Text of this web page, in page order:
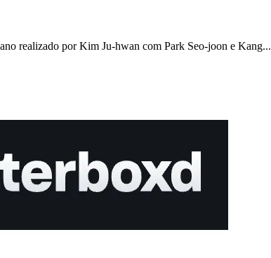
realizado por Kim Ju-hwan com Park Seo-joon e Kang...